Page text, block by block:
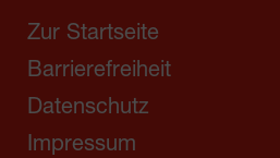
Zur Startseite
Barrierefreiheit
Datenschutz
Impressum